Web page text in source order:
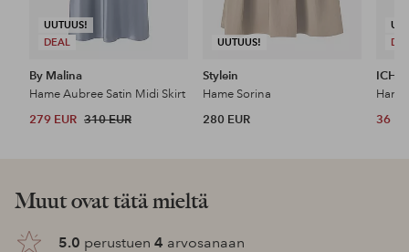
UUTUUS!
DEAL
By Malina
Hame Aubree Satin Midi Skirt
279 EUR 310 EUR
UUTUUS!
Stylein
Hame Sorina
280 EUR
ICHI
36
Muut ovat tätä mieltä
5.0 perustuen 4 arvosanaan